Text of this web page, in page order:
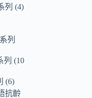
列
4
列
列
10
6
抗齡